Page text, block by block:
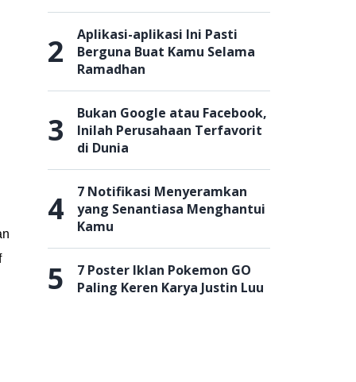
2
Aplikasi-aplikasi Ini Pasti
Berguna Buat Kamu Selama
Ramadhan
3
Bukan Google atau Facebook,
Inilah Perusahaan Terfavorit
di Dunia
4
7 Notifikasi Menyeramkan
yang Senantiasa Menghantui
Kamu
5
7 Poster Iklan Pokemon GO
Paling Keren Karya Justin Luu